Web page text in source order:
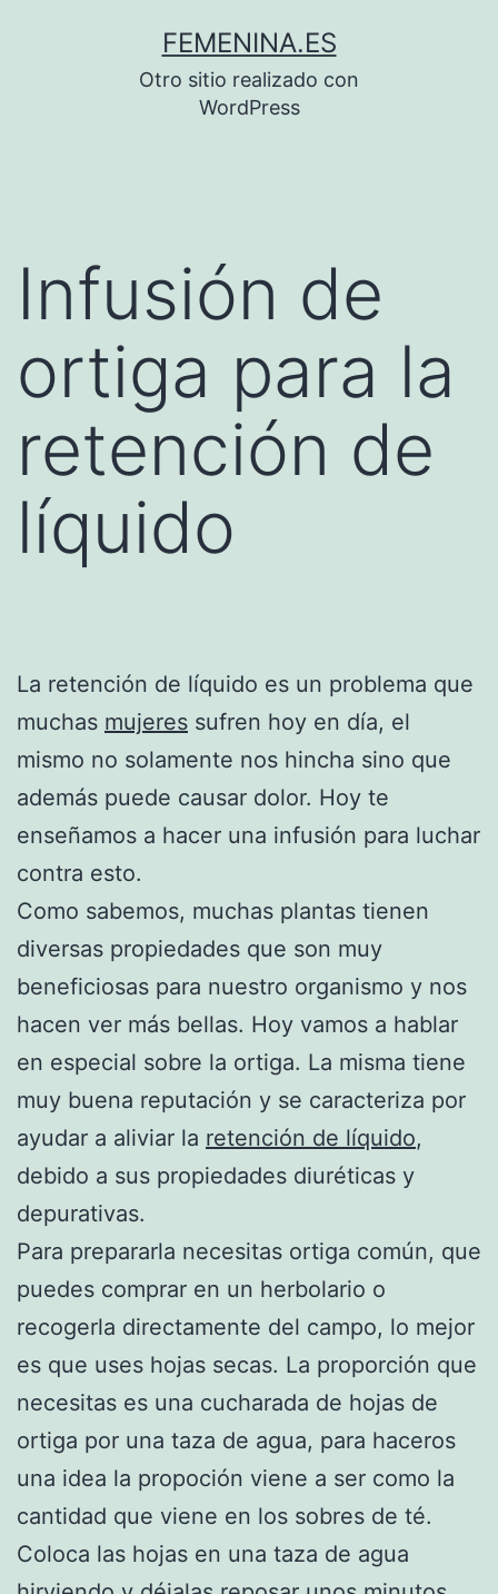
FEMENINA.ES
Otro sitio realizado con
WordPress
Infusión de
ortiga para la
retención de
líquido
La retención de líquido es un problema que
muchas mujeres sufren hoy en día, el
mismo no solamente nos hincha sino que
además puede causar dolor. Hoy te
enseñamos a hacer una infusión para luchar
contra esto.
Como sabemos, muchas plantas tienen
diversas propiedades que son muy
beneficiosas para nuestro organismo y nos
hacen ver más bellas. Hoy vamos a hablar
en especial sobre la ortiga. La misma tiene
muy buena reputación y se caracteriza por
ayudar a aliviar la retención de líquido,
debido a sus propiedades diuréticas y
depurativas.
Para prepararla necesitas ortiga común, que
puedes comprar en un herbolario o
recogerla directamente del campo, lo mejor
es que uses hojas secas. La proporción que
necesitas es una cucharada de hojas de
ortiga por una taza de agua, para haceros
una idea la propoción viene a ser como la
cantidad que viene en los sobres de té.
Coloca las hojas en una taza de agua